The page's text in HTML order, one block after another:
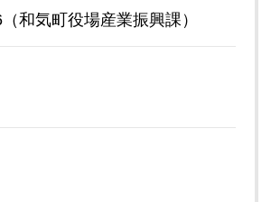
和気町役場産業振興課）